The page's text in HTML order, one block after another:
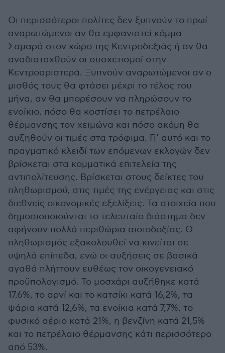
Οι περισσότεροι πολίτες δεν ξυπνούν το πρωί
αναρωτώμενοι αν θα εμφανιστεί κόμμα
Σαμαρά στον χώρο της Κεντροδεξιάς ή αν θα
αναδιαταχθούν οι συσχετισμοί στην
Κεντροαριστερά. Ξυπνούν αναρωτώμενοι αν ο
μισθός τους θα φτάσει μέχρι το τέλος του
μήνα, αν θα μπορέσουν να πληρώσουν το
ενοίκιο, πόσο θα κοστίσει το πετρέλαιο
θέρμανσης τον χειμώνα και πόσο ακόμη θα
αυξηθούν οι τιμές στα τρόφιμα. Γι’ αυτό και το
πραγματικό κλειδί των επόμενων εκλογών δεν
βρίσκεται στα κομματικά επιτελεία της
αντιπολίτευσης. Βρίσκεται στους δείκτες του
πληθωρισμού, στις τιμές της ενέργειας και στις
διεθνείς οικονομικές εξελίξεις. Τα στοιχεία που
δημοσιοποιούνται το τελευταίο διάστημα δεν
αφήνουν πολλά περιθώρια αισιοδοξίας. Ο
πληθωρισμός εξακολουθεί να κινείται σε
υψηλά επίπεδα, ενώ οι αυξήσεις σε βασικά
αγαθά πλήττουν ευθέως τον οικογενειακό
προϋπολογισμό. Το μοσχάρι αυξήθηκε κατά
17,6%, το αρνί και το κατσίκι κατά 16,2%, τα
ψάρια κατά 12,6%, τα ενοίκια κατά 7,7%, το
φυσικό αέριο κατά 21%, η βενζίνη κατά 21,5%
και το πετρέλαιο θέρμανσης κάτι περισσότερο
από 53%.